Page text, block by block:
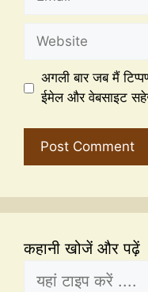
अगली बार जब मैं
ईमेल और वेबसाइट
कहानी खोजें और पढ़ें